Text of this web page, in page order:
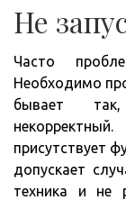
Не
Часто
Необходимо
бывает
присутствует
допускает
техника и не